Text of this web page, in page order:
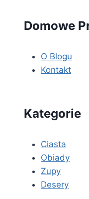
Domowe
O Blogu
Kontakt
Kategorie
Ciasta
Obiady
Zupy
Desery